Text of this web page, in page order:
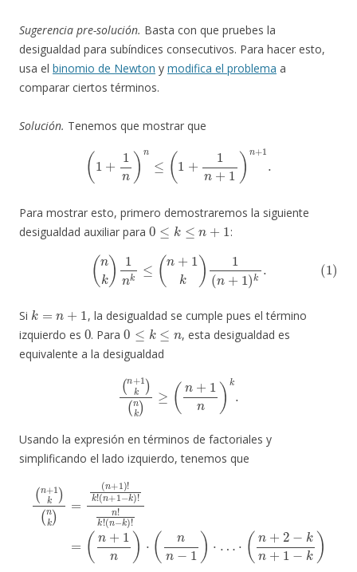
Sugerencia pre-solución. Basta con que pruebes la
desigualdad para subíndices consecutivos. Para hacer esto,
usa el binomio de Newton y modifica el problema a
comparar ciertos términos.
Solución. Tenemos que mostrar que
+ 1 n) 1+ ) 1
Para mostrar esto, primero demostraremos la siguiente
desigualdad auxiliar para
0≤ k≤n+1
:
(1) nk ≤( + 1k +
Si
k
, la desigualdad se cumple pues el término
izquierdo es
0
. Para
0≤k≤n
, esta desigualdad es
equivalente a la desigualdad
n+1k )≥ n k
Usando la expresión en términos de factoriales y
simplificando el lado izquierdo, tenemos que
)(nk)=
+1n)⋅(